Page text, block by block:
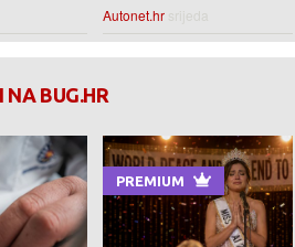
Autonet.hr srijeda
BUG.HR
PREMIUM